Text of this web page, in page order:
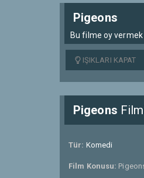
Pigeons
Bu filme oy
IŞIKLARI KAPAT
Pigeons
Tür: Komedi
Film Konusu: